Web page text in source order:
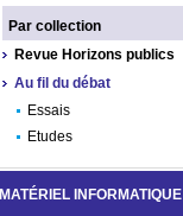
Par collection
Revue Horizons publics
Au fil du débat
Essais
Etudes
MATÉRIEL INFORMATIQUE